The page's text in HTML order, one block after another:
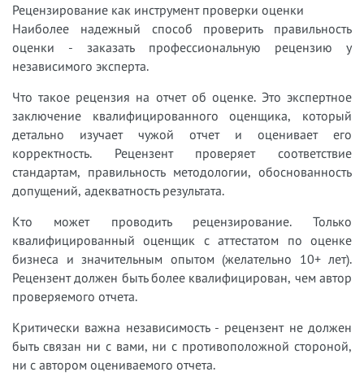
Рецензирование как инструмент проверки оценки
Наиболее надежный способ проверить правильность
оценки - заказать профессиональную рецензию у
независимого эксперта.
Что такое рецензия на отчет об оценке. Это экспертное
заключение квалифицированного оценщика, который
детально изучает чужой отчет и оценивает его
корректность. Рецензент проверяет соответствие
стандартам, правильность методологии, обоснованность
допущений, адекватность результата.
Кто может проводить рецензирование. Только
квалифицированный оценщик с аттестатом по оценке
бизнеса и значительным опытом (желательно 10+ лет).
Рецензент должен быть более квалифицирован, чем автор
проверяемого отчета.
Критически важна независимость - рецензент не должен
быть связан ни с вами, ни с противоположной стороной,
ни с автором оцениваемого отчета.